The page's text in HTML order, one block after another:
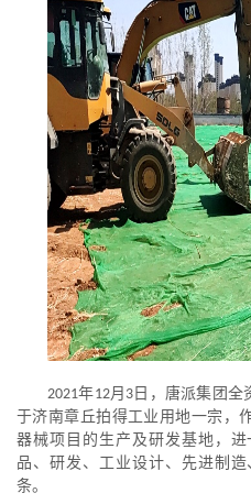
2021年12月 3 日，唐派集团全
于济南章丘拍得工业用地一宗，
器械项目的生产及研发基地，
品、研发、工业设计、先进制
条。